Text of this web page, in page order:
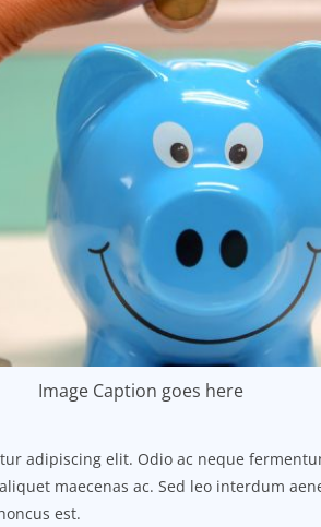
Image Caption goes here
adipiscing elit. Odio ac neque
maecenas ac. Sed leo interdum
est.